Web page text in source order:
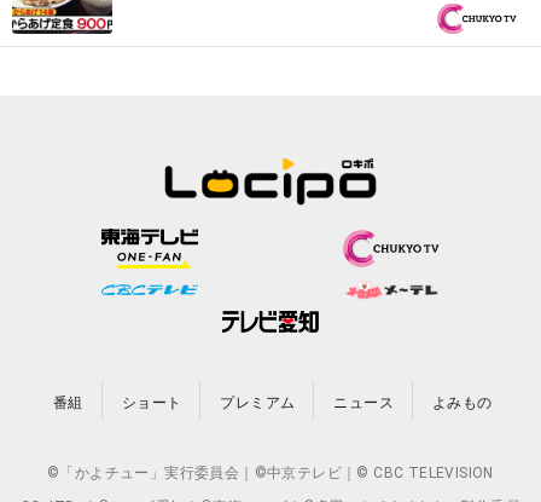
番組 ショート プレミアム ニュース よみもの
©「かよチュー」実行委員会｜©中京テレビ｜© CBC TELEVISION